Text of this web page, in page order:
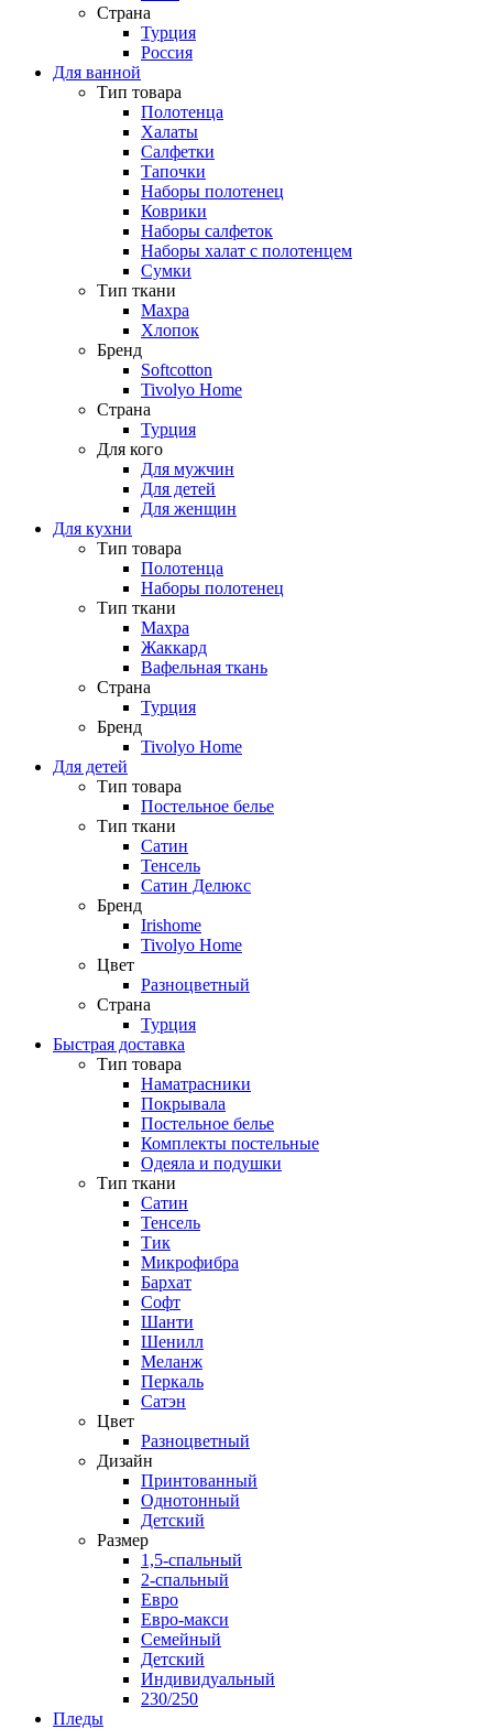
Страна
Турция
Россия
Для ванной
Тип товара
Полотенца
Халаты
Салфетки
Тапочки
Наборы полотенец
Коврики
Наборы салфеток
Наборы халат с полотенцем
Сумки
Тип ткани
Махра
Хлопок
Бренд
Softcotton
Tivolyo Home
Страна
Турция
Для кого
Для мужчин
Для детей
Для женщин
Для кухни
Тип товара
Полотенца
Наборы полотенец
Тип ткани
Махра
Жаккард
Вафельная ткань
Страна
Турция
Бренд
Tivolyo Home
Для детей
Тип товара
Постельное белье
Тип ткани
Сатин
Тенсель
Сатин Делюкс
Бренд
Irishome
Tivolyo Home
Цвет
Разноцветный
Страна
Турция
Быстрая доставка
Тип товара
Наматрасники
Покрывала
Постельное белье
Комплекты постельные
Одеяла и подушки
Тип ткани
Сатин
Тенсель
Тик
Микрофибра
Бархат
Софт
Шанти
Шенилл
Меланж
Перкаль
Сатэн
Цвет
Разноцветный
Дизайн
Принтованный
Однотонный
Детский
Размер
1,5-спальный
2-спальный
Евро
Евро-макси
Семейный
Детский
Индивидуальный
230/250
Пледы